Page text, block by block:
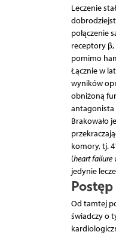
Leczenie
połączenie
receptory β,
pomimo
Łącznie w
wyników
obniżoną
antagonista
Brakowało
komory, tj.
(heart failure
jedynie
Od tamtej
świadczy o